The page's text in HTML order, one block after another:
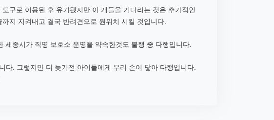
구로 이용된 후 유기됐지만 이 개들을 기다리는 것은 추가적인
지 지켜내고 결국 반려견으로 원위치 시킬 것입니다.
종시가 직영 보호소 운영을 약속한것도 불행 중 다행입니다.
. 그렇지만 더 늦기전 아이들에게 우리 손이 닿아 다행입니다.